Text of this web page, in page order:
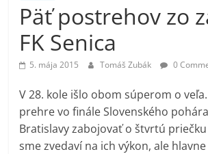
Päť postrehov zo
FK Senica
5. mája 2015 Tomáš Zubák 0
V 28. kole išlo obom súperom o
prehre vo finále Slovenského
Bratislavy zabojovať o štvrtú
sme zvedaví na ich výkon, ale